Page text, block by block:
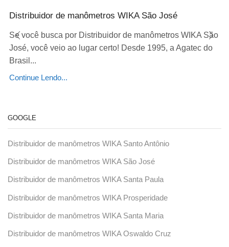
Distribuidor de manômetros WIKA São José
Se você busca por Distribuidor de manômetros WIKA São
José, você veio ao lugar certo! Desde 1995, a Agatec do
Brasil...
Continue Lendo...
GOOGLE
Distribuidor de manômetros WIKA Santo Antônio
Distribuidor de manômetros WIKA São José
Distribuidor de manômetros WIKA Santa Paula
Distribuidor de manômetros WIKA Prosperidade
Distribuidor de manômetros WIKA Santa Maria
Distribuidor de manômetros WIKA Oswaldo Cruz